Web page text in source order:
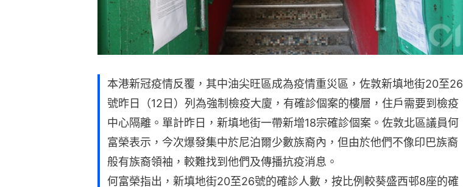
本港新冠疫情反覆，其中油尖旺區成為疫情重災區，佐敦新填地街20至26
號昨日（12日）列為強制檢疫大廈，有確診個案的樓層，住戶需要到檢疫
中心隔離。單計昨日，新填地街一帶新增18宗確診個案。佐敦北區議員何
富榮表示，今次爆發集中於尼泊爾少數族裔內，但由於他們不像印巴族裔
般有族裔領袖，較難找到他們及傳播抗疫消息。
何富榮指出，新填地街20至26號的確診人數，按比例較葵盛西邨8座的確